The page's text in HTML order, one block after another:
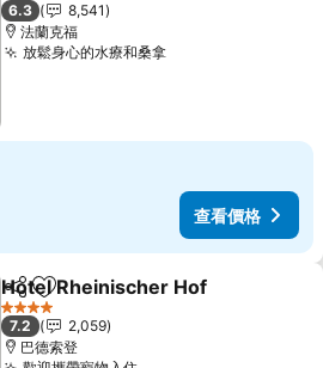
6.3
8,541
法蘭克福
放鬆身心的水療和桑拿
查看價格
分享 加入我的最愛
Hotel Rheinischer Hof
4 星級
7.2
2,059
巴德索登